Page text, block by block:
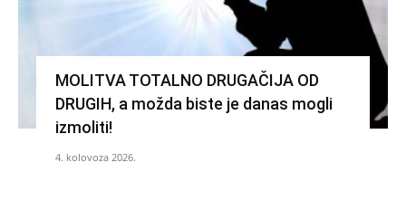
MOLITVA TOTALNO DRUGAČIJA OD
DRUGIH, a možda biste je danas mogli
izmoliti!
4. kolovoza 2026.